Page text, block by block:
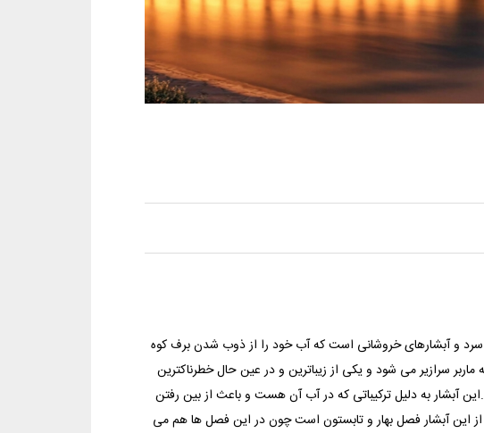
سرد و آبشارهای خروشانی است که آب خود را از ذوب شدن برف کوه
سرازیر می شود و یکی از زیباترین و در عین حال خطرناکترین
آبشار به دلیل ترکیباتی که در آب آن هست و باعث از بین رفتن
این آبشار فصل بهار و تابستون است چون در این فصل ها هم می